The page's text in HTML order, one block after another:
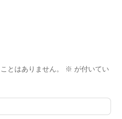
とはありません。 ※ が付いてい